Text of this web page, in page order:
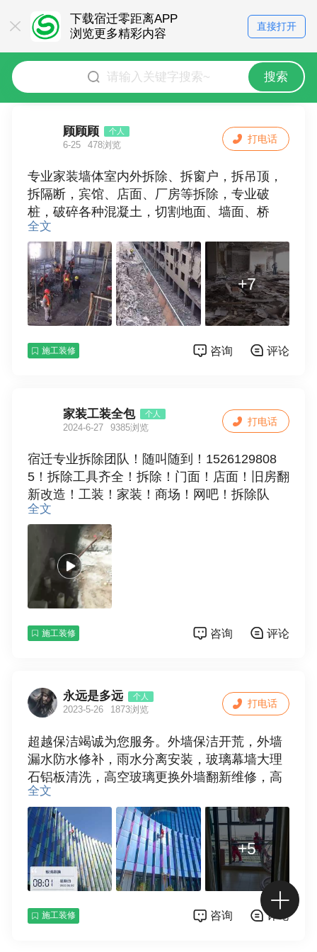
下载宿迁零距离APP
浏览更多精彩内容
直接打开
搜索
顾顾顾 个人
6-25 478浏览
专业家装墙体室内外拆除、拆窗户，拆吊顶，
拆隔断，宾馆、店面、厂房等拆除，专业破
桩，破碎各种混凝土，切割地面、墙面、桥
梁，切路，开沟，开槽，打孔，砸墙，开门
窗，起地砖墙砖，打地坪，浇筑混凝土楼梯，
清运垃圾……专业团队十几年的老师傅138124
22196
全文
+7
打电话
施工装修 咨询 评论
家装工装全包 个人
2024-6-27 9385浏览
宿迁专业拆除团队！随叫随到！1526129808
5！拆除工具齐全！拆除！门面！店面！旧房翻
新改造！工装！家装！商场！网吧！拆除队
伍！拆除墙砖。地砖！拆吊顶！打墙！包含渣
子外运。价格合理！一条龙服务！另求介绍成
功有提成！联系电话备用！以防急用，我们都
是诚心诚意做事！如有打扰敬请敬请见谅！
全文
打电话
施工装修 咨询 评论
永远是多远 个人
2023-5-26 1873浏览
超越保洁竭诚为您服务。外墙保洁开荒，外墙
漏水防水修补，雨水分离安装，玻璃幕墙大理
石铝板清洗，高空玻璃更换外墙翻新维修，高
空安装拆除等一系列外墙高空作业。
全文
+5
打电话
施工装修 咨询 评论